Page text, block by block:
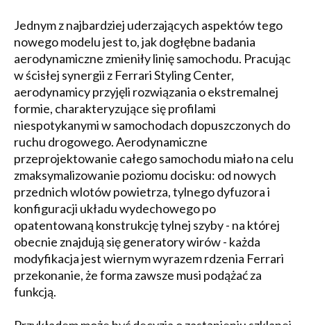
Jednym z najbardziej uderzających aspektów tego
nowego modelu jest to, jak dogłębne badania
aerodynamiczne zmieniły linię samochodu. Pracując
w ścisłej synergii z Ferrari Styling Center,
aerodynamicy przyjęli rozwiązania o ekstremalnej
formie, charakteryzujące się profilami
niespotykanymi w samochodach dopuszczonych do
ruchu drogowego. Aerodynamiczne
przeprojektowanie całego samochodu miało na celu
zmaksymalizowanie poziomu docisku: od nowych
przednich wlotów powietrza, tylnego dyfuzora i
konfiguracji układu wydechowego po
opatentowaną konstrukcję tylnej szyby - na której
obecnie znajdują się generatory wirów - każda
modyfikacja jest wiernym wyrazem rdzenia Ferrari
przekonanie, że forma zawsze musi podążać za
funkcją.